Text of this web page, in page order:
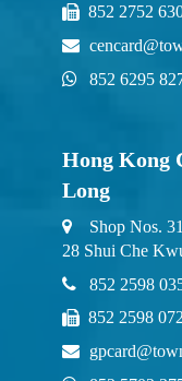
852 2752
852 6295
Hong Kong
Long
Shop Nos.
28 Shui Che
852 2598
852 2598